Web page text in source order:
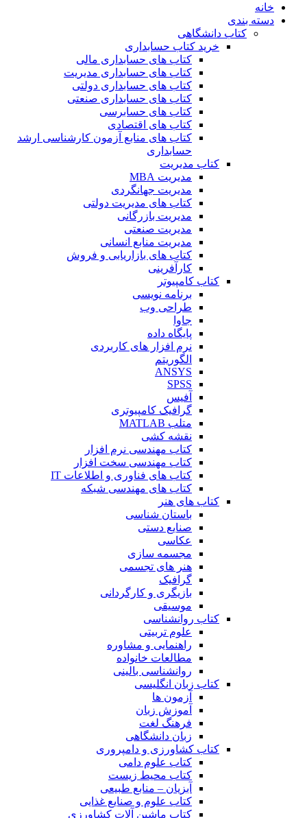
خانه
دسته بندی
کتاب دانشگاهی
خرید کتاب حسابداری
کتاب های حسابداری مالی
کتاب های حسابداری مدیریت
کتاب های حسابداری دولتی
کتاب های حسابداری صنعتی
کتاب های حسابرسی
کتاب های اقتصادی
کتاب های منابع آزمون کارشناسی ارشد
حسابداری
کتاب مدیریت
مدیریت MBA
مدیریت جهانگردی
کتاب های مدیریت دولتی
مدیریت بازرگانی
مدیریت صنعتی
مدیریت منابع انسانی
کتاب های بازاریابی و فروش
کارآفرینی
کتاب کامپیوتر
برنامه نویسی
طراحی وب
جاوا
پایگاه داده
نرم افزار های کاربردی
الگوریتم
ANSYS
SPSS
آفیس
گرافیک کامپیوتری
متلب MATLAB
نقشه کشی
کتاب مهندسی نرم افزار
کتاب مهندسی سخت افزار
کتاب های فناوری و اطلاعات IT
کتاب های مهندسی شبکه
کتاب های هنر
باستان شناسی
صنایع دستی
عکاسی
مجسمه سازی
هنر های تجسمی
گرافیک
بازیگری و کارگردانی
موسیقی
کتاب روانشناسی
علوم تربیتی
راهنمایی و مشاوره
مطالعات خانواده
روانشناسی بالینی
کتاب زبان انگلیسی
آزمون ها
آموزش زبان
فرهنگ لغت
زبان دانشگاهی
کتاب کشاورزی و دامپروری
کتاب علوم دامی
کتاب محیط زیست
آبزیان – منابع طبیعی
کتاب علوم و صنایع غذایی
کتاب ماشین آلات کشاورزی